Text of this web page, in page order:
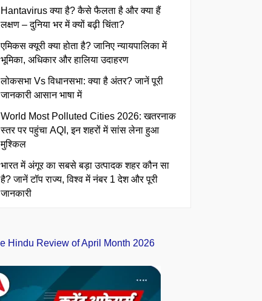
Hantavirus क्या है? कैसे फैलता है और क्या हैं
लक्षण – दुनिया भर में क्यों बढ़ी चिंता?
एमिकस क्यूरी क्या होता है? जानिए न्यायपालिका में
भूमिका, अधिकार और हालिया उदाहरण
लोकसभा Vs विधानसभा: क्या है अंतर? जानें पूरी
जानकारी आसान भाषा में
World Most Polluted Cities 2026: खतरनाक
स्तर पर पहुंचा AQI, इन शहरों में सांस लेना हुआ
मुश्किल
भारत में अंगूर का सबसे बड़ा उत्पादक शहर कौन सा
है? जानें टॉप राज्य, विश्व में नंबर 1 देश और पूरी
जानकारी